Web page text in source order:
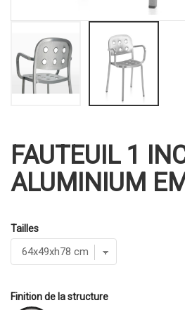
FAUTEUIL 1
ALUMINIUM
Tailles
Finition de la structure